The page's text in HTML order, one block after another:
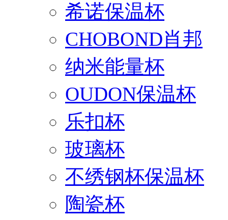
希诺保温杯
CHOBOND肖邦
纳米能量杯
OUDON保温杯
乐扣杯
玻璃杯
不绣钢杯保温杯
陶瓷杯